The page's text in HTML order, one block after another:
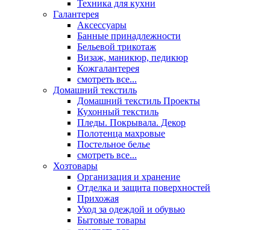
Техника для кухни
Галантерея
Аксессуары
Банные принадлежности
Бельевой трикотаж
Визаж, маникюр, педикюр
Кожгалантерея
смотреть все...
Домашний текстиль
Домашний текстиль Проекты
Кухонный текстиль
Пледы. Покрывала. Декор
Полотенца махровые
Постельное белье
смотреть все...
Хозтовары
Организация и хранение
Отделка и защита поверхностей
Прихожая
Уход за одеждой и обувью
Бытовые товары